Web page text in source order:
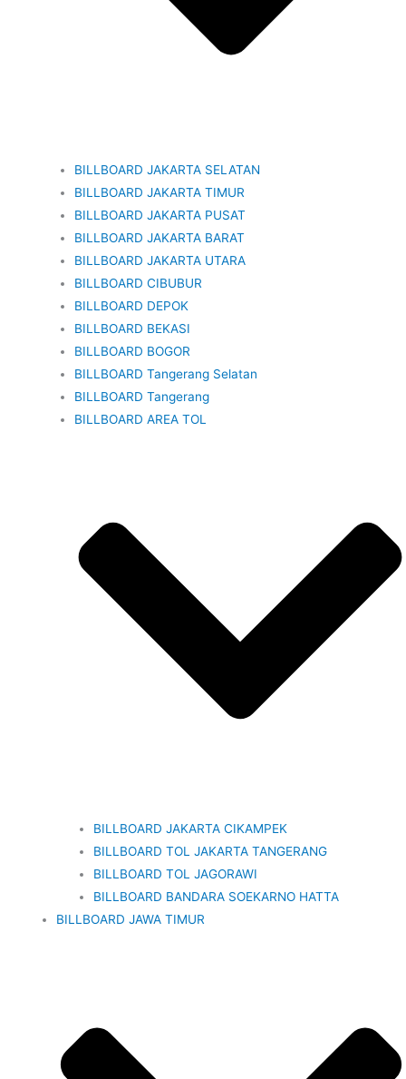
BILLBOARD JAKARTA SELATAN
BILLBOARD JAKARTA TIMUR
BILLBOARD JAKARTA PUSAT
BILLBOARD JAKARTA BARAT
BILLBOARD JAKARTA UTARA
BILLBOARD CIBUBUR
BILLBOARD DEPOK
BILLBOARD BEKASI
BILLBOARD BOGOR
BILLBOARD Tangerang Selatan
BILLBOARD Tangerang
BILLBOARD AREA TOL
BILLBOARD JAKARTA CIKAMPEK
BILLBOARD TOL JAKARTA TANGERANG
BILLBOARD TOL JAGORAWI
BILLBOARD BANDARA SOEKARNO HATTA
BILLBOARD JAWA TIMUR